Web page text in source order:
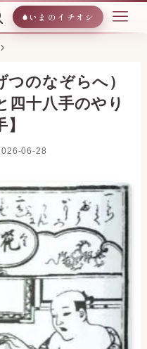
いまのイチオシ
のなぞらへ）
四十八手のやり
06-28